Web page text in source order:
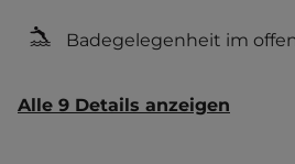
Badegelegenheit im
Alle 9 Details anzeigen